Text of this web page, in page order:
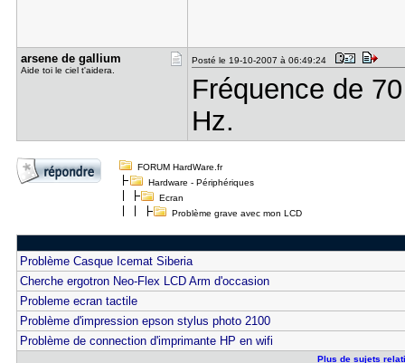
arsene de ​gallium
Aide toi le ciel t'aidera.
Posté le 19-10-2007 à 06:49:24
Fréquence de
Hz.
FORUM HardWare.fr
Hardware - Périphériques
Ecran
Problème grave avec mon LCD
Problème Casque Icemat Siberia
Cherche ergotron Neo-Flex LCD Arm d'occasion
Probleme ecran tactile
Problème d'impression epson stylus photo 2100
Problème de connection d'imprimante HP en wifi
Plus de sujets